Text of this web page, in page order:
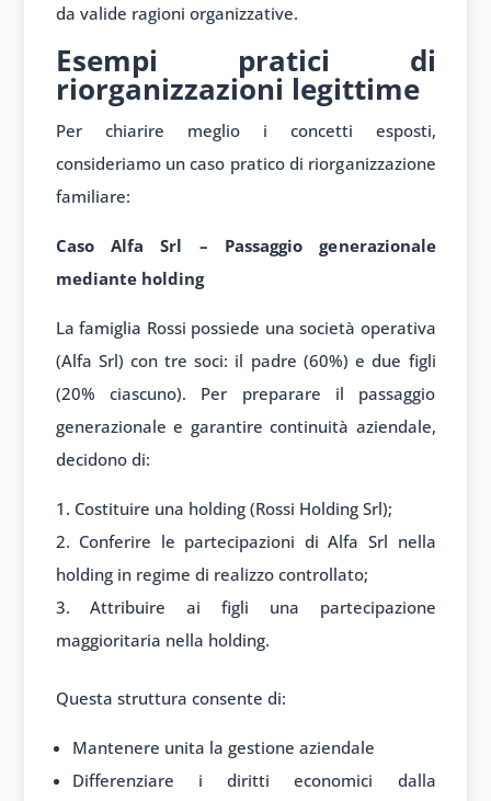
da valide ragioni organizzative.
Esempi pratici di
riorganizzazioni legittime
Per chiarire meglio i concetti esposti,
consideriamo un caso pratico di riorganizzazione
familiare:
Caso Alfa Srl – Passaggio generazionale
mediante holding
La famiglia Rossi possiede una società operativa
(Alfa Srl) con tre soci: il padre (60%) e due figli
(20% ciascuno). Per preparare il passaggio
generazionale e garantire continuità aziendale,
decidono di:
Costituire una holding (Rossi Holding Srl);
Conferire le partecipazioni di Alfa Srl nella
holding in regime di realizzo controllato;
Attribuire ai figli una partecipazione
maggioritaria nella holding.
Questa struttura consente di:
Mantenere unita la gestione aziendale
Differenziare i diritti economici dalla